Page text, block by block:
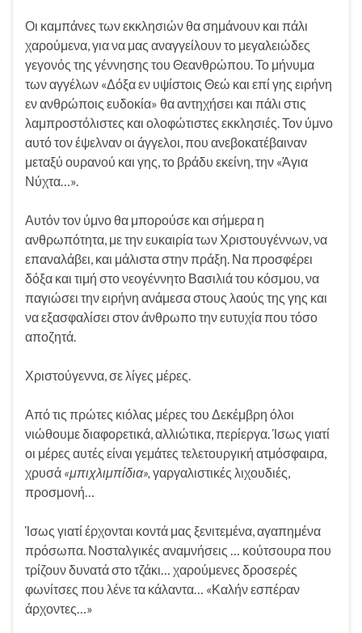
Οι καμπάνες των εκκλησιών θα σημάνουν και πάλι
χαρούμενα, για να μας αναγγείλουν το μεγαλειώδες
γεγονός της γέννησης του Θεανθρώπου. Το μήνυμα
των αγγέλων «Δόξα εν υψίστοις Θεώ και επί γης ειρήνη
εν ανθρώποις ευδοκία» θα αντηχήσει και πάλι στις
λαμπροστόλιστες και ολοφώτιστες εκκλησιές. Τον ύμνο
αυτό τον έψελναν οι άγγελοι, που ανεβοκατέβαιναν
μεταξύ ουρανού και γης, το βράδυ εκείνη, την «Άγια
Νύχτα…».
Αυτόν τον ύμνο θα μπορούσε και σήμερα η
ανθρωπότητα, με την ευκαιρία των Χριστουγέννων, να
επαναλάβει, και μάλιστα στην πράξη. Να προσφέρει
δόξα και τιμή στο νεογέννητο Βασιλιά του κόσμου, να
παγιώσει την ειρήνη ανάμεσα στους λαούς της γης και
να εξασφαλίσει στον άνθρωπο την ευτυχία που τόσο
αποζητά.
Χριστούγεννα, σε λίγες μέρες.
Από τις πρώτες κιόλας μέρες του Δεκέμβρη όλοι
νιώθουμε διαφορετικά, αλλιώτικα, περίεργα. Ίσως γιατί
οι μέρες αυτές είναι γεμάτες τελετουργική ατμόσφαιρα,
χρυσά «μπιχλιμπίδια», γαργαλιστικές λιχουδιές,
προσμονή…
Ίσως γιατί έρχονται κοντά μας ξενιτεμένα, αγαπημένα
πρόσωπα. Νοσταλγικές αναμνήσεις … κούτσουρα που
τρίζουν δυνατά στο τζάκι… χαρούμενες δροσερές
φωνίτσες που λένε τα κάλαντα… «Καλήν εσπέραν
άρχοντες…»